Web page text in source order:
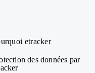
etracker
des données par